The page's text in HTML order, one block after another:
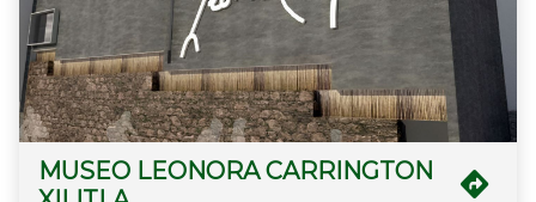
MUSEO LEONORA CARRINGTON